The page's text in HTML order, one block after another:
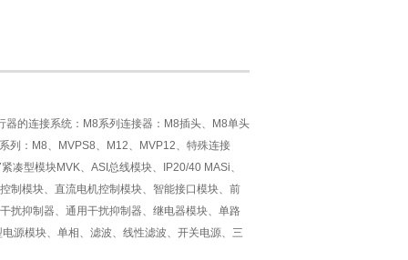
器的连接系统： M8系列连接器： M8插头、 M8单头
列： M8、 MVPS8、 M12、 MVP12、特殊连接
紧凑型模块MVK、 ASI 总线模块、 IP20/40 MASi、
制模块、直流电机控制模块、智能接口模块、前
扰抑制器、通用干扰抑制器、继电器模块、单路
源模块、单相、滤波、线性滤波、开关电源、三